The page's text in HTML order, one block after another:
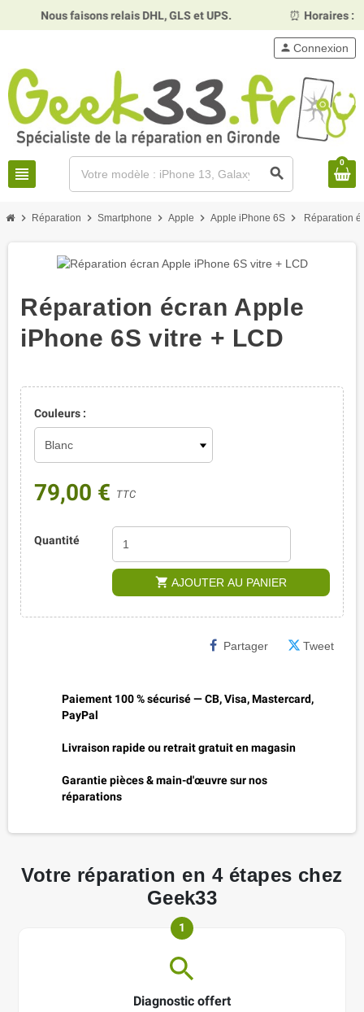
faisons relais DHL, GLS et UPS. Horaires :Mardi,
view_headline search
person Connexion
0
chevron_right Réparation chevron_right Smartphone chevron_right Apple chevron_right Apple iPhone 6S chevron_right Réparation
Réparation écran Apple
iPhone 6S vitre + LCD
Couleurs :
79,00 € TTC
Quantité
shopping_cart AJOUTER AU PANIER
Partager Tweet
Paiement 100 % sécurisé — CB, Visa, Mastercard,
PayPal
Livraison rapide ou retrait gratuit en magasin
Garantie pièces & main-d'œuvre sur nos
réparations
Votre réparation en 4 étapes chez
Geek33
1
Diagnostic offert